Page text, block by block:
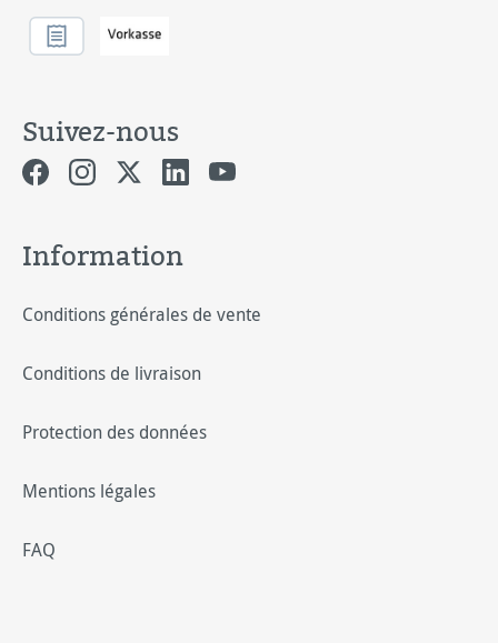
Suivez-nous
Information
Conditions générales de vente
Conditions de livraison
Protection des données
Mentions légales
FAQ